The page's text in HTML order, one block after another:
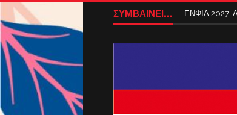
ΣΥΜΒΑΙΝΕΙ... ΕΝΦΙΑ 2027: